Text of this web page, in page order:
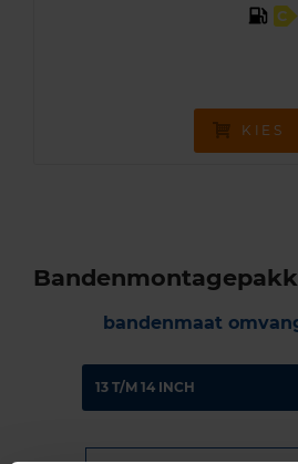
C
KIES
bandenmaat